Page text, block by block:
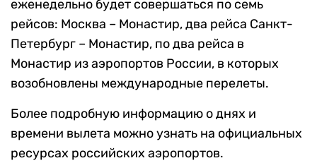
еженедельно будет совершаться по семь
рейсов: Москва – Монастир, два рейса Санкт-
Петербург – Монастир, по два рейса в
Монастир из аэропортов России, в которых
возобновлены международные перелеты.
Более подробную информацию о днях и
времени вылета можно узнать на официальных
ресурсах российских аэропортов.